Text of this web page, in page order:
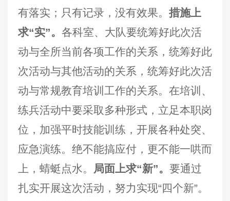
有落实；只有记录，没有效果。 措施上
求“实”。 各科室、大队要统筹好此次活
动与全所当前各项工作的关系，统筹好此
次活动与其他活动的关系，统筹好此次活
动与常规教育培训工作的关系。在培训、
练兵活动中要采取多种形式，立足本职岗
位，加强平时技能训练，开展各种处突、
应急演练。绝不能搞应付，更不能一哄而
上，蜻蜓点水。 局面上求“新”。 要通过
扎实开展这次活动，努力实现“四个新”。